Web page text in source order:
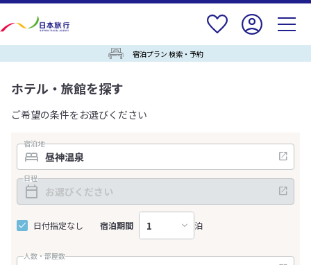
宿泊プラン 検索・予約
ホテル・旅館を探す
ご希望の条件をお選びください
宿泊地
日程
日付指定なし 宿泊期間 泊
人数・部屋数